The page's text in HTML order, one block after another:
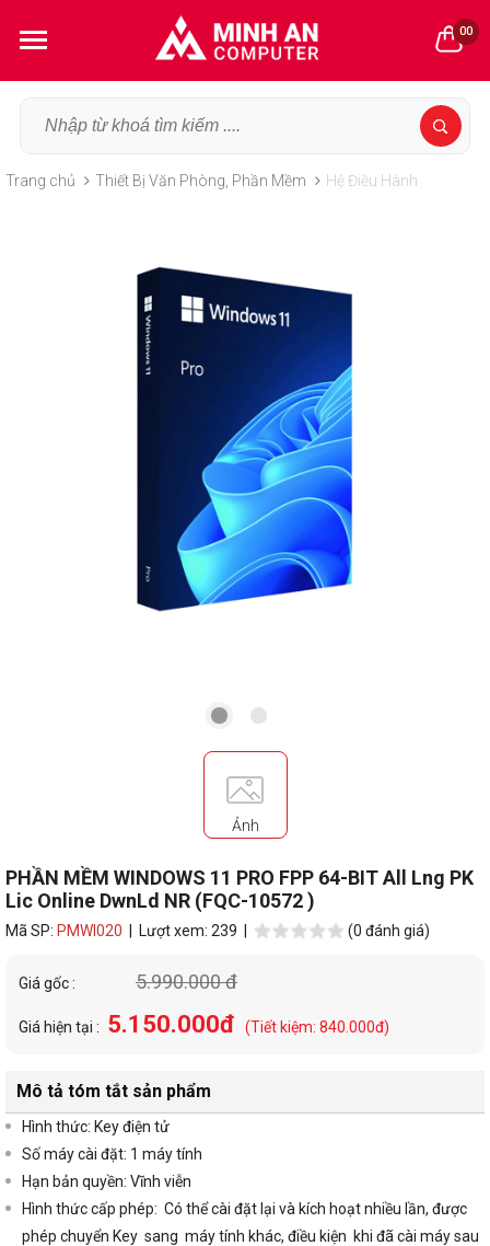
00
Trang chủ Thiết Bị Văn Phòng, Phần Mềm Hệ Điều Hành
Ảnh
PHẦN MỀM WINDOWS 11 PRO FPP 64-BIT All Lng PK
Lic Online DwnLd NR (FQC-10572 )
Mã SP: PMWI020 | Lượt xem: 239 | (0 đánh giá)
Giá gốc : 5.990.000 đ
Giá hiện tại : 5.150.000đ (Tiết kiệm: 840.000đ)
Mô tả tóm tắt sản phẩm
Hình thức: Key điện tử
Số máy cài đặt: 1 máy tính
Hạn bản quyền: Vĩnh viễn
Hình thức cấp phép: Có thể cài đặt lại và kích hoạt nhiều lần, được
phép chuyển Key sang máy tính khác, điều kiện khi đã cài máy sau